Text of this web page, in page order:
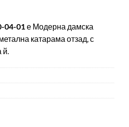
04-01 е Модерна дамска
катарама отзад, с